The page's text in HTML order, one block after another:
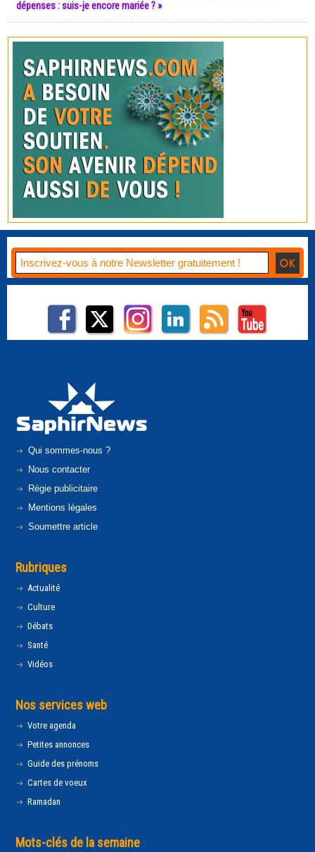
dépenses : suis-je encore mariée ? »
Qui sommes-nous ?
Nous contacter
Régie publicitaire
Mentions légales
Soumettre article
Rubriques
Actualité
Culture
Débats
Santé
Vidéos
Nos services web
Votre agenda
Petites annonces
Guide des prénoms
Cartes de voeux
Ramadan
Mots-clés de la semaine